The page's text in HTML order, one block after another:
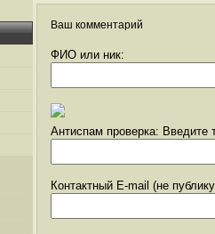
Ваш комментарий
ФИО или ник:
Антиспам проверка: Введите
Контактный E-mail (не